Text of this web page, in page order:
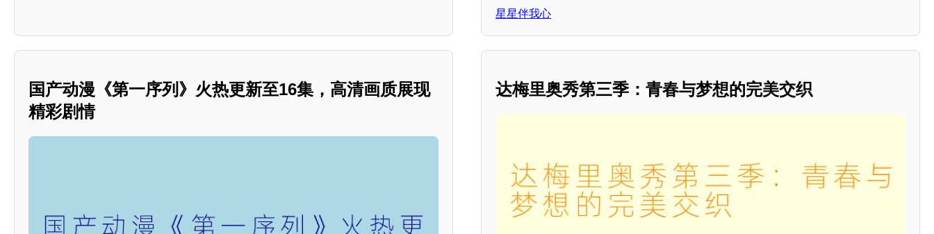
星星伴我心
国产动漫《第一序列》火热更新至16集，高清画质展现
精彩剧情
达梅里奥秀第三季：青春与梦想的完美交织